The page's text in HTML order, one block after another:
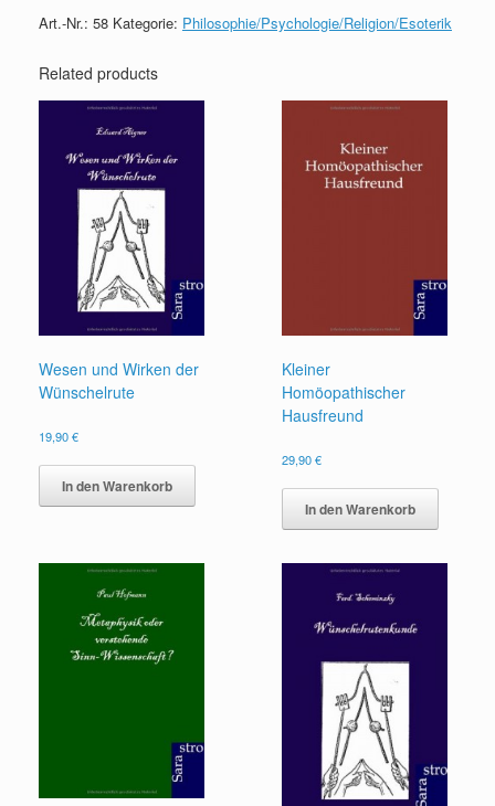
Art.-Nr.: 58 Kategorie: Philosophie/Psychologie/Religion/Esoterik
Related products
Wesen und Wirken der
Wünschelrute
19,90€
In den Warenkorb
Kleiner
Homöopathischer
Hausfreund
29,90€
In den Warenkorb